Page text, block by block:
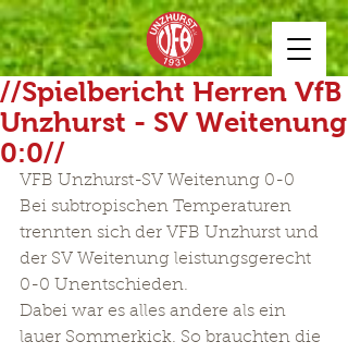
//Spielbericht Herren VfB
Unzhurst - SV Weitenung
0:0//
VFB Unzhurst-SV Weitenung 0-0
Bei subtropischen Temperaturen
trennten sich der VFB Unzhurst und
der SV Weitenung leistungsgerecht
0-0 Unentschieden.
Dabei war es alles andere als ein
lauer Sommerkick. So brauchten die